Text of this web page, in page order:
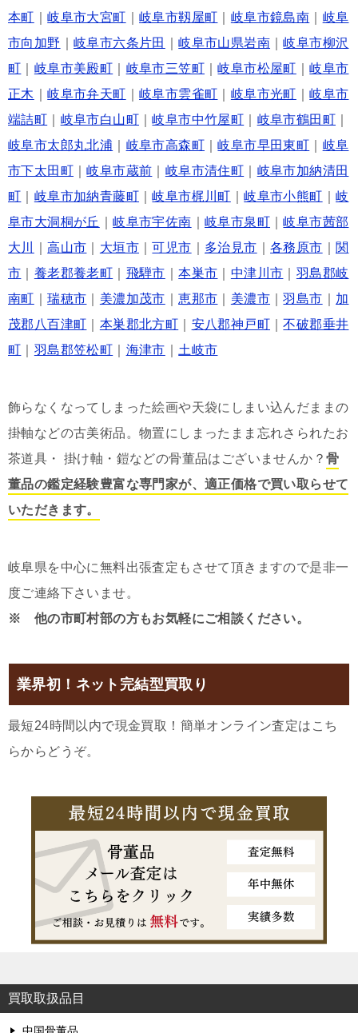
本町
｜岐阜市大宮町 ｜岐阜市靱屋町 岐阜市鏡島南
岐阜
市向加野 ｜岐阜市六条片田 ｜岐阜市山県岩南 ｜岐阜市柳沢
町
岐阜市美殿町 岐阜市三笠町 ｜岐阜市松屋町 ｜岐阜市
正木
｜岐阜市弁天町 ｜岐阜市雲雀町 岐阜市光町 ｜岐阜市
端詰町
岐阜市白山町 ｜岐阜市中竹屋町 岐阜市鶴田町
岐阜市太郎丸北浦
岐阜市高森町 ｜岐阜市早田東町
岐阜
市下太田町
｜岐阜市蔵前 岐阜市清住町
岐阜市加納清田
町
岐阜市加納青藤町 ｜岐阜市梶川町 ｜岐阜市小熊町 ｜岐
阜市大洞桐が丘
｜岐阜市宇佐南 ｜岐阜市泉町 ｜岐阜市茜部
大川
高山市 大垣市 可児市 多治見市 ｜各務原市
関
市
養老郡養老町 飛騨市 ｜本巣市 中津川市
羽島郡岐
南町
｜瑞穂市 美濃加茂市 ｜恵那市 美濃市 ｜羽島市
加
茂郡八百津町
本巣郡北方町 安八郡神戸町 ｜不破郡垂井
町
羽島郡笠松町 海津市 ｜土岐市
飾らなくなってしまった絵画や天袋にしまい込んだままの
掛軸などの古美術品。物置にしまったまま忘れさられたお
茶道具・ 掛け軸・鎧などの骨董品はございませんか？ 骨
董品の鑑定経験豊富な専門家が、適正価格で買い取らせて
いただきます。
岐阜県を中心に無料出張査定もさせて頂きますので是非一
度ご連絡下さいませ。
※ 他の市町村部の方もお気軽にご相談ください。
業界初！ネット完結型買取り
最短24時間以内で現金買取！簡単オンライン査定はこち
らからどうぞ。
買取取扱品目